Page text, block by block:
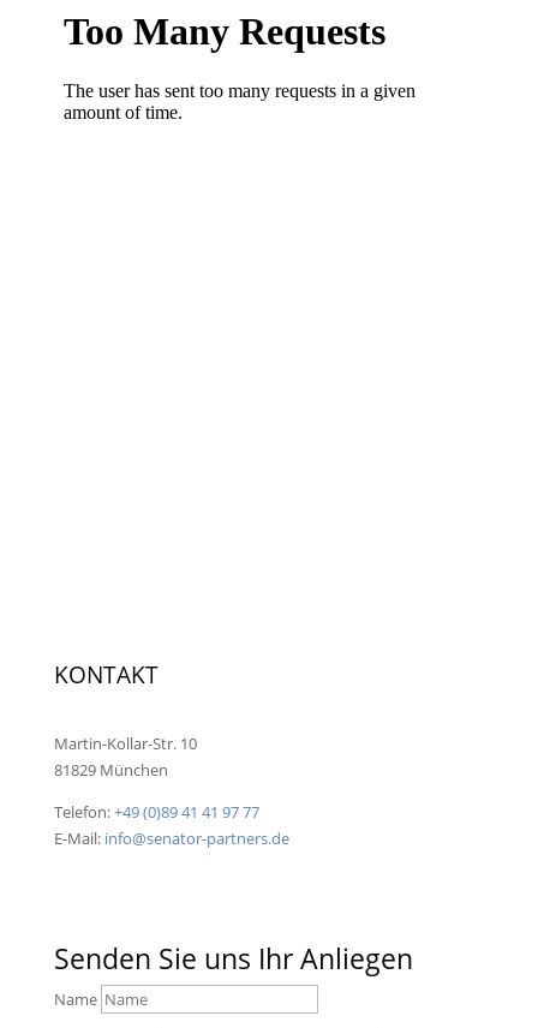
KONTAKT
Martin-Kollar-Str. 10
81829 München
Telefon:+49 (0)89 41 41 97 77
E-Mail: info@senator-partners.de
Senden Sie uns Ihr Anliegen
Name